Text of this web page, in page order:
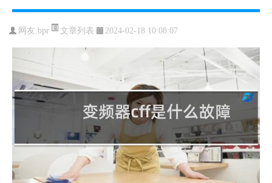
网友:bpr 文章列表 2024-02-18 10:08:07